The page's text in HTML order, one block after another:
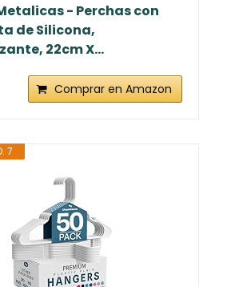
- Perchas con
de Silicona,
22cm X...
Comprar en Amazon
7